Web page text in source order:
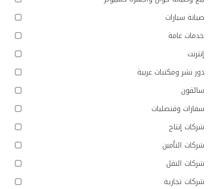
صيانة سيارات
خدمات عامة
إنترنت
دور نشر ومكتبات عربية
سائقون
سفارات وقنصليات
شركات إنتاج
شركات التأمين
شركات النقل
شركات تجارية